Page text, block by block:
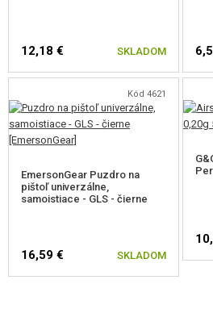
12,18 € SKLADOM
Kód 4621
EmersonGear Puzdro na
pištoľ univerzálne,
samoistiace - GLS - čierne
16,59 € SKLADOM